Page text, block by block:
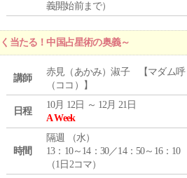
義開始前まで）
たる！中国占星術の奥義～
講師
赤見（あかみ）淑子 【マダム呼
（ココ）】
日程
10月 12日 ～ 12月 21日
A Week
時間
隔週 （水）
13：10～14：30／14：50～16：10
（1日2コマ）